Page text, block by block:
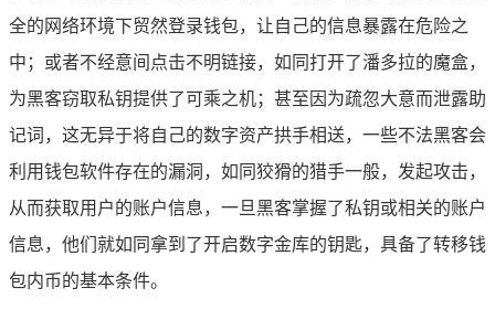
全的网络环境下贸然登录钱包，让自己的信息暴露在危险之
中；或者不经意间点击不明链接，如同打开了潘多拉的魔盒，
为黑客窃取私钥提供了可乘之机；甚至因为疏忽大意而泄露助
记词，这无异于将自己的数字资产拱手相送，一些不法黑客会
利用钱包软件存在的漏洞，如同狡猾的猎手一般，发起攻击，
从而获取用户的账户信息，一旦黑客掌握了私钥或相关的账户
信息，他们就如同拿到了开启数字金库的钥匙，具备了转移钱
包内币的基本条件。